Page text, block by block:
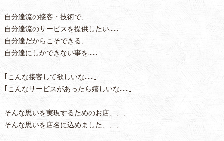
自分達流の接客・技術で、
自分達流のサービスを提供したい……
自分達だからこそできる、
自分達にしかできない事を……
｢こんな接客して欲しいな……｣
｢こんなサービスがあったら嬉しいな……｣
そんな思いを実現するためのお店、、、
そんな思いを店名に込めました、、、